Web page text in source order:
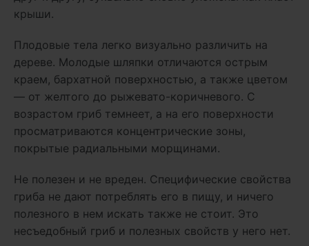
крыши.
Плодовые тела легко визуально различить на
дереве. Молодые шляпки отличаются острым
краем, бархатной поверхностью, а также цветом
— от желтого до рыжевато-коричневого. С
возрастом гриб темнеет, а на его поверхности
просматриваются концентрические зоны,
покрытые радиальными морщинами.
Не полезен и не вреден. Специфические свойства
гриба не дают потреблять его в пищу, и ничего
полезного в нем искать также не стоит. Это
несъедобный гриб и полезных свойств у него нет.